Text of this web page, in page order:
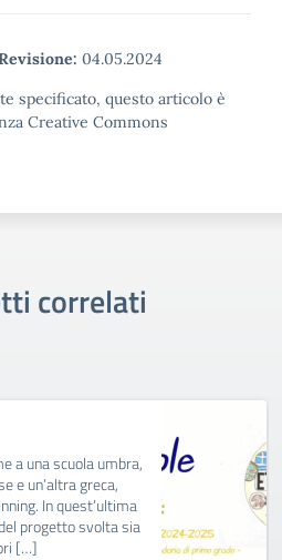
04.05.2024
specificato, questo articolo è
Creative Commons
correlati
a una scuola umbra,
e un’altra greca,
In quest’ultima
progetto svolta sia
[…]